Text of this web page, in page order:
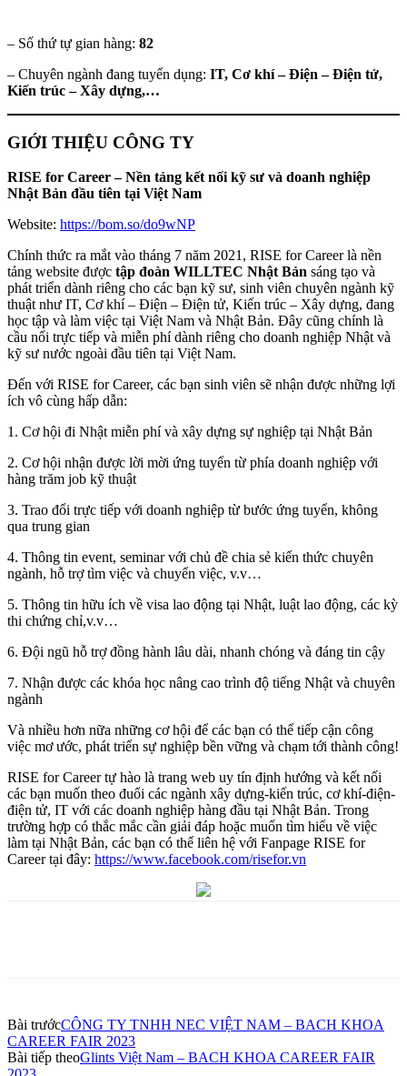
– Số thứ tự gian hàng: 82
– Chuyên ngành đang tuyển dụng: IT, Cơ khí – Điện – Điện tử,
Kiến trúc – Xây dựng,…
GIỚI THIỆU CÔNG TY
RISE for Career – Nền tảng kết nối kỹ sư và doanh nghiệp
Nhật Bản đầu tiên tại Việt Nam
Website: https://bom.so/do9wNP
Chính thức ra mắt vào tháng 7 năm 2021, RISE for Career là nền
tảng website được tập đoàn WILLTEC Nhật Bản sáng tạo và
phát triển dành riêng cho các bạn kỹ sư, sinh viên chuyên ngành kỹ
thuật như IT, Cơ khí – Điện – Điện tử, Kiến trúc – Xây dựng, đang
học tập và làm việc tại Việt Nam và Nhật Bản. Đây cũng chính là
cầu nối trực tiếp và miễn phí dành riêng cho doanh nghiệp Nhật và
kỹ sư nước ngoài đầu tiên tại Việt Nam.
Đến với RISE for Career, các bạn sinh viên sẽ nhận được những lợi
ích vô cùng hấp dẫn:
1. Cơ hội đi Nhật miễn phí và xây dựng sự nghiệp tại Nhật Bản
2. Cơ hội nhận được lời mời ứng tuyển từ phía doanh nghiệp với
hàng trăm job kỹ thuật
3. Trao đổi trực tiếp với doanh nghiệp từ bước ứng tuyển, không
qua trung gian
4. Thông tin event, seminar với chủ đề chia sẻ kiến thức chuyên
ngành, hỗ trợ tìm việc và chuyển việc, v.v…
5. Thông tin hữu ích về visa lao động tại Nhật, luật lao động, các kỳ
thi chứng chỉ,v.v…
6. Đội ngũ hỗ trợ đồng hành lâu dài, nhanh chóng và đáng tin cậy
7. Nhận được các khóa học nâng cao trình độ tiếng Nhật và chuyên
ngành
Và nhiều hơn nữa những cơ hội để các bạn có thể tiếp cận công
việc mơ ước, phát triển sự nghiệp bền vững và chạm tới thành công!
RISE for Career tự hào là trang web uy tín định hướng và kết nối
các bạn muốn theo đuổi các ngành xây dựng-kiến trúc, cơ khí-điện-
điện tử, IT với các doanh nghiệp hàng đầu tại Nhật Bản. Trong
trường hợp có thắc mắc cần giải đáp hoặc muốn tìm hiểu về việc
làm tại Nhật Bản, các bạn có thể liên hệ với Fanpage RISE for
Career tại đây: https://www.facebook.com/risefor.vn
Bài trướcCÔNG TY TNHH NEC VIỆT NAM – BACH KHOA
CAREER FAIR 2023
Bài tiếp theoGlints Việt Nam – BACH KHOA CAREER FAIR